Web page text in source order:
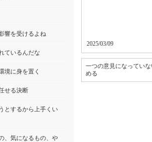
2025/03/09
一つの意見になってい
める
響を受けるよね
ているんだな
境に身を置く
せる決断
とするから上手くい
、気になるもの、や